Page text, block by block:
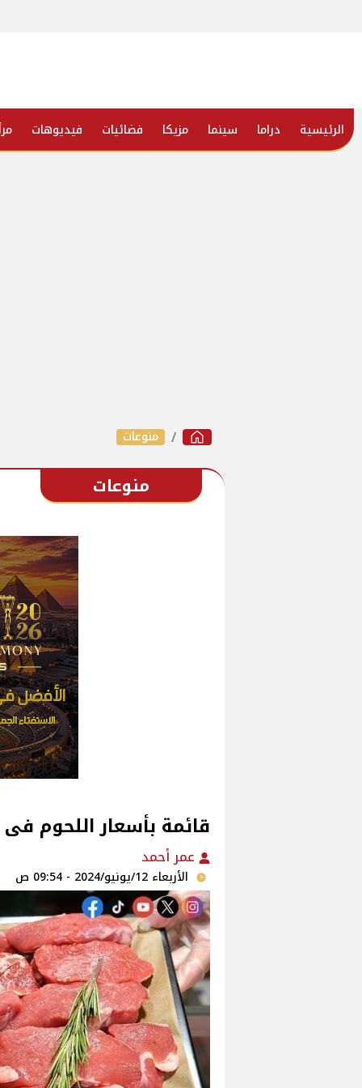
الرئيسية دراما سينما مزيكا فضائيات فيديوهات
منوعات
منوعات
قائمة بأسعار اللحوم فى
عمر أحمد
الأربعاء 12/يونيو/2024 - 09:54 ص